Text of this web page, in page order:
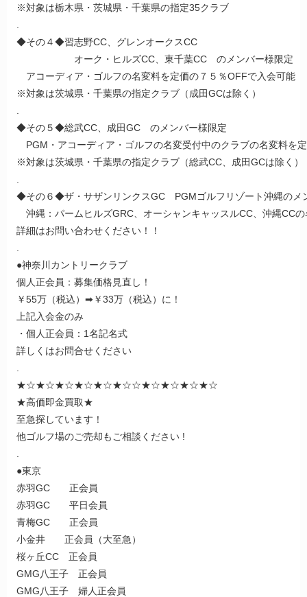
※対象は栃木県・茨城県・千葉県の指定35クラブ
◆その４◆習志野CC、グレンオークスCC
オーク・ヒルズCC、東千葉CC のメンバー様限定
アコーディア・ゴルフの名変料を定価の７５％OFFで入会可能
※対象は茨城県・千葉県の指定クラブ（成田GCは除く）
◆その５◆総武CC、成田GC のメンバー様限定
PGM・アコーディア・ゴルフの名変受付中のクラブの名変料を
※対象は茨城県・千葉県の指定クラブ（総武CC、成田GCは除く）
◆その６◆ザ・サザンリンクスGC PGMゴルフリゾート沖縄のメ
沖縄：パームヒルズGRC、オーシャンキャッスルCC、沖縄CC
詳細はお問い合わせください！！
●神奈川カントリークラブ
個人正会員：募集価格見直し！
￥55万（税込）➡￥33万（税込）に！
上記入会金のみ
・個人正会員：1名記名式
詳しくはお問合せください
★☆★☆★☆★☆★☆★☆☆★☆★☆★☆★☆
★高価即金買取★
至急探しています！
他ゴルフ場のご売却もご相談ください !
●東京
赤羽GC 正会員
赤羽GC 平日会員
青梅GC 正会員
小金井 正会員（大至急）
桜ヶ丘CC 正会員
GMG八王子 正会員
GMG八王子 婦人正会員